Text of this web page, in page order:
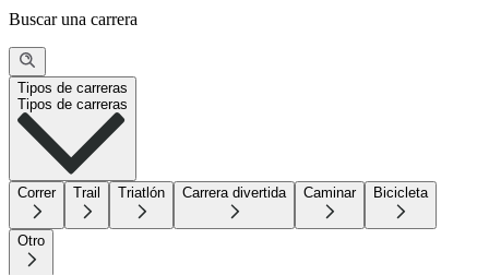
Buscar una carrera
Tipos de carreras
Tipos de carreras
Correr Trail Triatlón Carrera divertida Caminar Bicicleta
Otro